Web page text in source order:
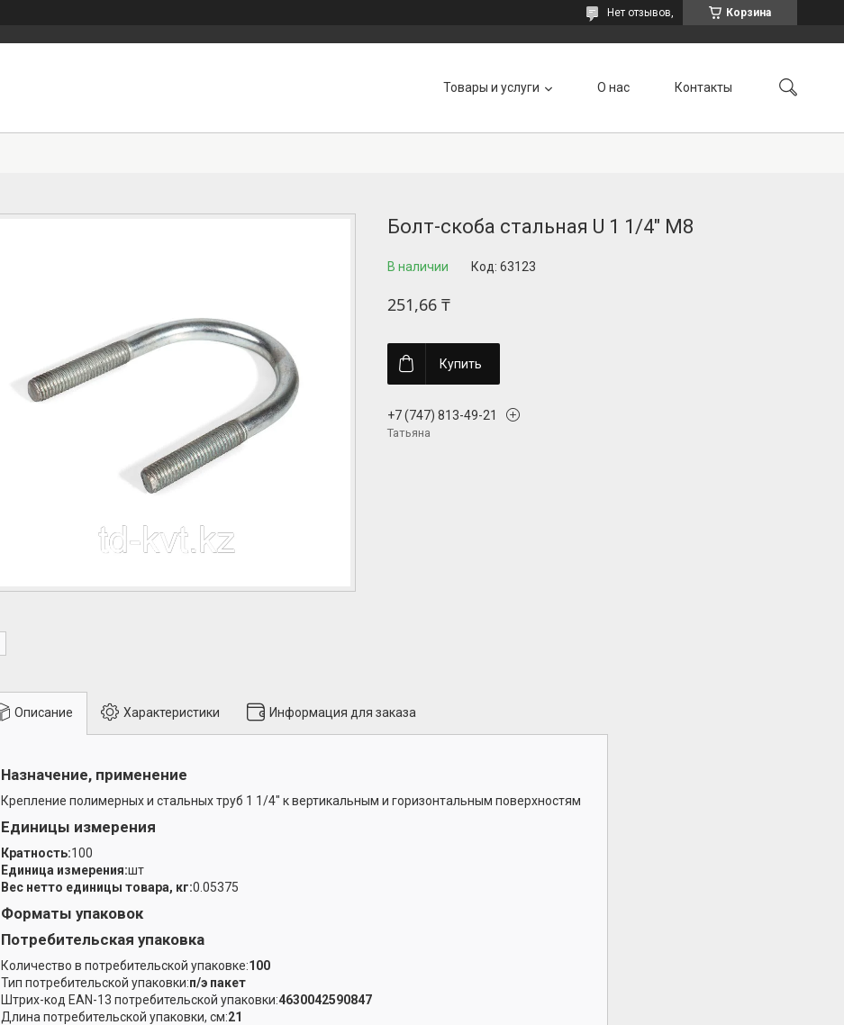
Корзина
Нет отзывов,
Товары и услуги О нас Контакты
Болт-скоба стальная U 1 1/4" М8
В наличии Код: 63123
251,66 ₸
Купить
+7 (747) 813-49-21
Татьяна
Описание Характеристики Информация для заказа
Назначение, применение
Крепление полимерных и стальных труб 1 1/4" к вертикальным и горизонтальным поверхностям
Единицы измерения
Кратность:100
Единица измерения:шт
Вес нетто единицы товара, кг:0.05375
Форматы упаковок
Потребительская упаковка
Количество в потребительской упаковке:100
Тип потребительской упаковки:п/э пакет
Штрих-код EAN-13 потребительской упаковки:4630042590847
Длина потребительской упаковки, см:21